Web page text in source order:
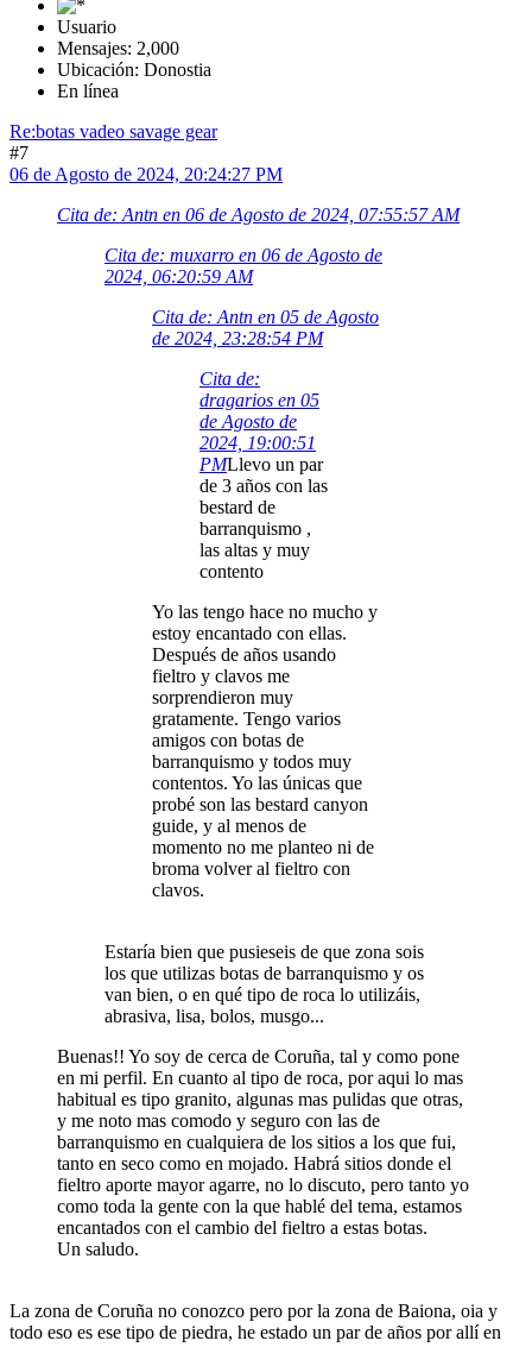
Usuario
Mensajes: 2,000
Ubicación: Donostia
En línea
Re:botas vadeo savage gear
#7
06 de Agosto de 2024, 20:24:27 PM
Cita de: Antn en 06 de Agosto de 2024, 07:55:57 AM
Cita de: muxarro en 06 de Agosto de
2024, 06:20:59 AM
Cita de: Antn en 05 de Agosto
de 2024, 23:28:54 PM
Cita de:
dragarios en 05
de Agosto de
2024, 19:00:51
PMLlevo un par
de 3 años con las
bestard de
barranquismo ,
las altas y muy
contento
Yo las tengo hace no mucho y
estoy encantado con ellas.
Después de años usando
fieltro y clavos me
sorprendieron muy
gratamente. Tengo varios
amigos con botas de
barranquismo y todos muy
contentos. Yo las únicas que
probé son las bestard canyon
guide, y al menos de
momento no me planteo ni de
broma volver al fieltro con
clavos.
Estaría bien que pusieseis de que zona sois
los que utilizas botas de barranquismo y os
van bien, o en qué tipo de roca lo utilizáis,
abrasiva, lisa, bolos, musgo...
Buenas!! Yo soy de cerca de Coruña, tal y como pone
en mi perfil. En cuanto al tipo de roca, por aqui lo mas
habitual es tipo granito, algunas mas pulidas que otras,
y me noto mas comodo y seguro con las de
barranquismo en cualquiera de los sitios a los que fui,
tanto en seco como en mojado. Habrá sitios donde el
fieltro aporte mayor agarre, no lo discuto, pero tanto yo
como toda la gente con la que hablé del tema, estamos
encantados con el cambio del fieltro a estas botas.
Un saludo.
La zona de Coruña no conozco pero por la zona de Baiona, oia y
todo eso es ese tipo de piedra, he estado un par de años por allí en